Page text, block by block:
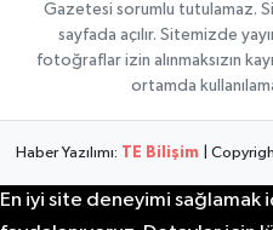
Gazetesi sorumlu tutulamaz.
sayfada açılır. Sitemizde
fotoğraflar izin alınmaksızın
ortamda
Haber Yazılımı: TE Bilişim |
En iyi site deneyimi sağlamak